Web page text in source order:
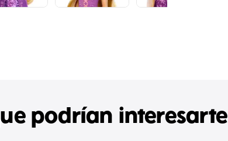
podrían interesarte